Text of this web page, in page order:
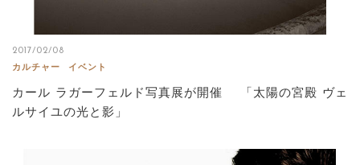
2017/02/08
カルチャー
イベント
カール ラガーフェルド写真展が開催 「太陽の宮殿 ヴェ
ルサイユの光と影」